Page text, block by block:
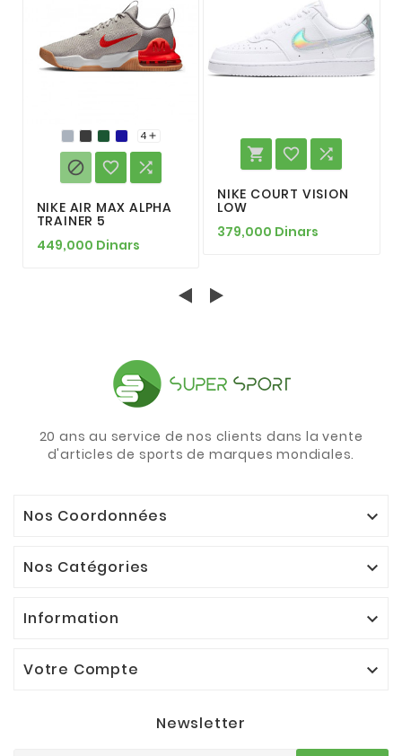
4 
  
NIKE AIR MAX ALPHA
TRAINER 5
449,000 Dinars
  
NIKE COURT VISION
LOW
379,000 Dinars
20 ans au service de nos clients dans la vente
d'articles de sports de marques mondiales.
Nos Coordonnées 
Nos Catégories 
Information 
Votre Compte 
Newsletter